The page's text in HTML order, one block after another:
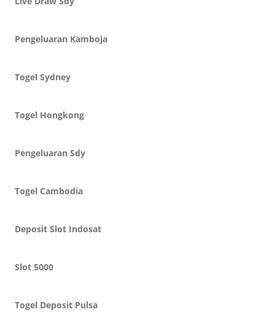
Pengeluaran Kamboja
Togel Sydney
Togel Hongkong
Pengeluaran Sdy
Togel Cambodia
Deposit Slot Indosat
Slot 5000
Togel Deposit Pulsa